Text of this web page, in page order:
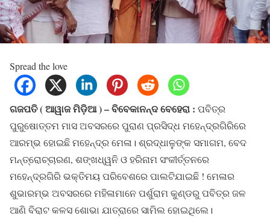
Spread the love
ଗଜପତି ( ଆୱାଜ ମିଡ଼ିଆ ) – ବିବେକାନନ୍ଦ ବେହେରା : ପବିତ୍ର
ପୁରୁଷୋତ୍ତମ ମାସ ଅବସରରେ ପୁରାଣ ପ୍ରସିଦ୍ଧ ମହେନ୍ଦ୍ରଗିରିରେ
ଆରମ୍ଭ ହୋଇଛି ମହେନ୍ଦ୍ର ମେଳା। ଶ୍ରଦ୍ଧାଳୁଙ୍କ ସମାଗମ, ବେଦ
ମନ୍ତ୍ରୋଚ୍ଚାରଣ, ଶଙ୍ଖଧ୍ୱନି ଓ ହରିନାମ ସଂକୀର୍ତ୍ତନରେ
ମହେନ୍ଦ୍ରଗିରି ଭକ୍ତିମୟ ପରିବେଶରେ ପାଲଟିଯାଇଛି ! ମେଳାର
ଶୁଭାରମ୍ଭ ଅବସରରେ ମହିଳାମାନେ ପର୍ଶୁରାମ କୁଣ୍ଡରୁ ପବିତ୍ର ଜଳ
ଆଣି ବିରାଟ କଳସ ଶୋଭା ଯାତ୍ରାରେ ସାମିଲ ହୋଇଥିଲେ।